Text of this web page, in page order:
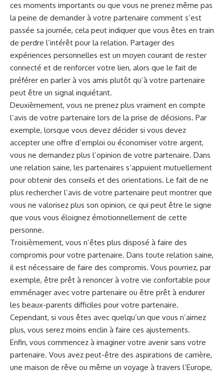
⁤ces moments importants ou que ‌vous⁤ ne prenez même pas
la peine de demander à votre partenaire comment s’est
passée sa journée, cela peut ‌indiquer que vous êtes en train
de perdre l’intérêt pour la relation. Partager des⁤
expériences personnelles est un moyen courant de rester
connecté et de renforcer votre lien, alors que le fait de
préférer en⁢ parler à vos amis plutôt qu’à votre partenaire
peut être un signal inquiétant.
Deuxièmement, vous‌ ne ⁢prenez plus⁤ vraiment en compte
l’avis de votre ​partenaire lors de la prise ‍de décisions. Par
exemple, ⁢lorsque vous devez décider si vous ⁤devez
accepter une offre d’emploi ou économiser votre argent,
vous ne ⁢demandez plus l’opinion⁢ de votre partenaire. Dans
une relation saine, les partenaires s’appuient mutuellement
pour obtenir des conseils et des orientations. Le fait de⁣ ne
plus rechercher​ l’avis de votre partenaire peut montrer que
vous ne valorisez plus son opinion, ce qui peut être le signe
que vous ⁣vous éloignez émotionnellement de cette
personne.
Troisièmement, vous n’êtes plus disposé à faire des
compromis pour votre partenaire. Dans ⁤toute relation saine,
il est nécessaire de faire des compromis. Vous pourriez, par
exemple, être prêt à renoncer à votre vie confortable pour
emménager avec ⁢votre partenaire⁢ ou être prêt à endurer
les beaux-parents difficiles pour votre ⁤partenaire.
Cependant, si vous êtes avec quelqu’un que vous n’aimez
plus, vous serez moins enclin à faire ces ajustements.
Enfin, vous commencez à imaginer votre avenir sans votre
partenaire. Vous avez peut-être des aspirations de carrière,
une maison de rêve ou même un voyage à travers l’Europe,